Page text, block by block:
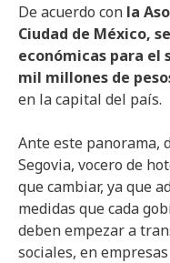
De acuerdo con la
Ciudad de México,
económicas para el
mil millones de
en la capital del país.
Ante este panorama,
Segovia, vocero de
que cambiar, ya que
medidas que cada
deben empezar a
sociales, en